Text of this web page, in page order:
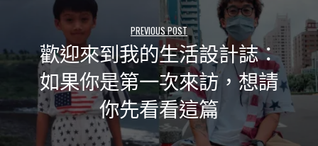
PREVIOUS POST
歡迎來到我的生活設計誌：
如果你是第一次來訪，想請
你先看看這篇